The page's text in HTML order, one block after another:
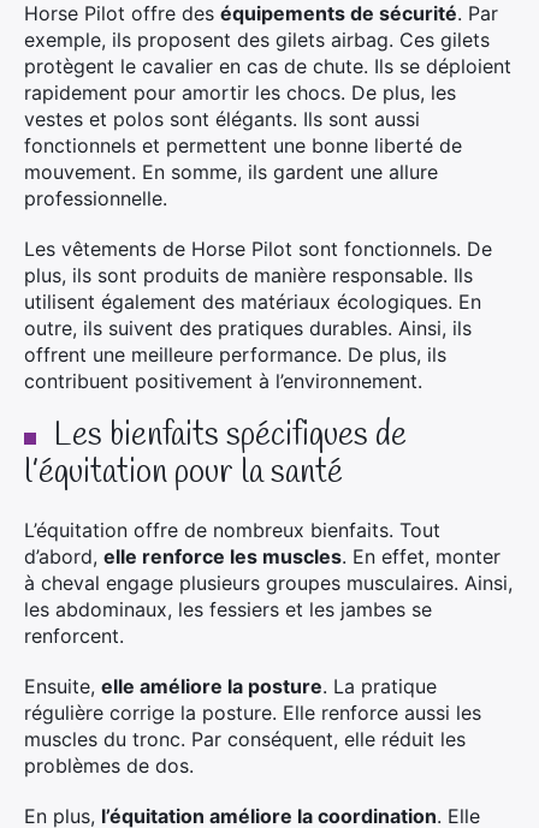
Horse Pilot offre des équipements de sécurité. Par
exemple, ils proposent des gilets airbag. Ces gilets
protègent le cavalier en cas de chute. Ils se déploient
rapidement pour amortir les chocs. De plus, les
vestes et polos sont élégants. Ils sont aussi
fonctionnels et permettent une bonne liberté de
mouvement. En somme, ils gardent une allure
professionnelle.
Les vêtements de Horse Pilot sont fonctionnels. De
plus, ils sont produits de manière responsable. Ils
utilisent également des matériaux écologiques. En
outre, ils suivent des pratiques durables. Ainsi, ils
offrent une meilleure performance. De plus, ils
contribuent positivement à l’environnement.
Les bienfaits spécifiques de
l’équitation pour la santé
L’équitation offre de nombreux bienfaits. Tout
d’abord, elle renforce les muscles. En effet, monter
à cheval engage plusieurs groupes musculaires. Ainsi,
les abdominaux, les fessiers et les jambes se
renforcent.
Ensuite, elle améliore la posture. La pratique
régulière corrige la posture. Elle renforce aussi les
muscles du tronc. Par conséquent, elle réduit les
problèmes de dos.
En plus, l’équitation améliore la coordination. Elle